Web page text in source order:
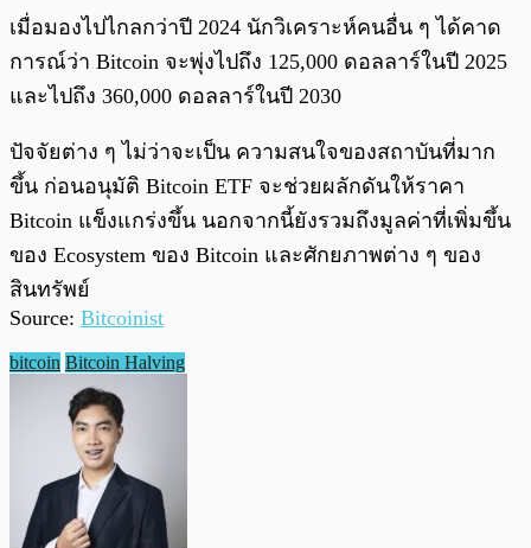
เมื่อมองไปไกลกว่าปี 2024 นักวิเคราะห์คนอื่น ๆ ได้คาด
การณ์ว่า Bitcoin จะพุ่งไปถึง 125,000 ดอลลาร์ในปี 2025
และไปถึง 360,000 ดอลลาร์ในปี 2030
ปัจจัยต่าง ๆ ไม่ว่าจะเป็น ความสนใจของสถาบันที่มาก
ขึ้น ก่อนอนุมัติ Bitcoin ETF จะช่วยผลักดันให้ราคา
Bitcoin แข็งแกร่งขึ้น นอกจากนี้ยังรวมถึงมูลค่าที่เพิ่มขึ้น
ของ Ecosystem ของ Bitcoin และศักยภาพต่าง ๆ ของ
สินทรัพย์
Source: Bitcoinist
bitcoin Bitcoin Halving